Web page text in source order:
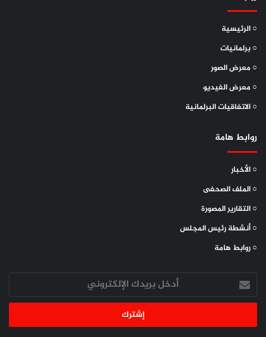
○ الرئيسية
○ برلمانيات
○ معرض الصور
○ معرض الفيديو
○ الاتفاقيات البرلمانية
روابط هامة
○ الأخبار
○ الملف الصحفى
○ التقارير المصورة
○ أنشطة رئيس المجلس
○ روابط هامة
أدخل
بريدك
الإلكتروني